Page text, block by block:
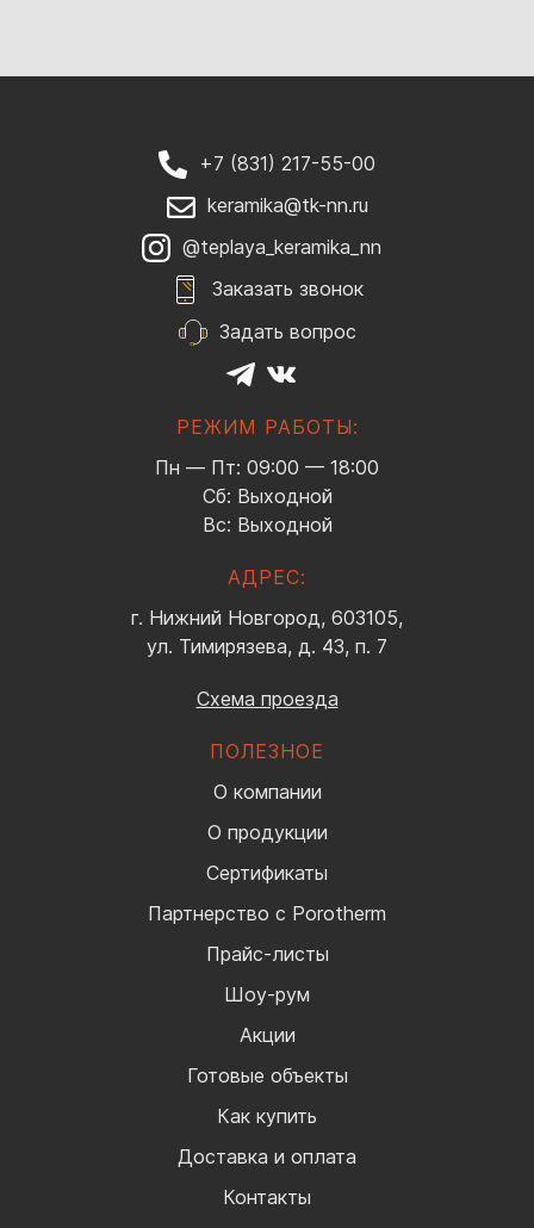
+7 (831) 217-55-00
keramika@tk-nn.ru
@teplaya_keramika_nn
Заказать звонок
Задать вопрос
РЕЖИМ РАБОТЫ:
Пн — Пт: 09:00 — 18:00
Сб: Выходной
Вс: Выходной
АДРЕС:
г. Нижний Новгород, 603105,
ул. Тимирязева, д. 43, п. 7
Схема проезда
ПОЛЕЗНОЕ
О компании
О продукции
Сертификаты
Партнерство с Porotherm
Прайс-листы
Шоу-рум
Акции
Готовые объекты
Как купить
Доставка и оплата
Контакты